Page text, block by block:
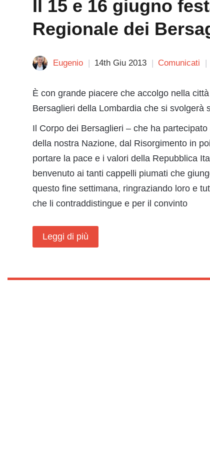
Il 15 e 16 giugno
Regionale dei
Eugenio 14th Giu 2013 Comunicati
È con grande piacere che accolgo nella
Bersaglieri della Lombardia che si svolgerà
Il Corpo dei Bersaglieri – che ha
della nostra Nazione, dal Risorgimento in
portare la pace e i valori della Repubblica
benvenuto ai tanti cappelli piumati che
questo fine settimana, ringraziando loro e
che li contraddistingue e per il convinto
Leggi di più